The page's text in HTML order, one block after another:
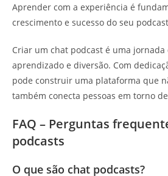
Aprender com a experiência é
crescimento e sucesso do seu
Criar um chat podcast é uma
aprendizado e diversão. Com
pode construir uma plataforma que
também conecta pessoas em torno
FAQ – Perguntas
podcasts
O que são chat podcasts?